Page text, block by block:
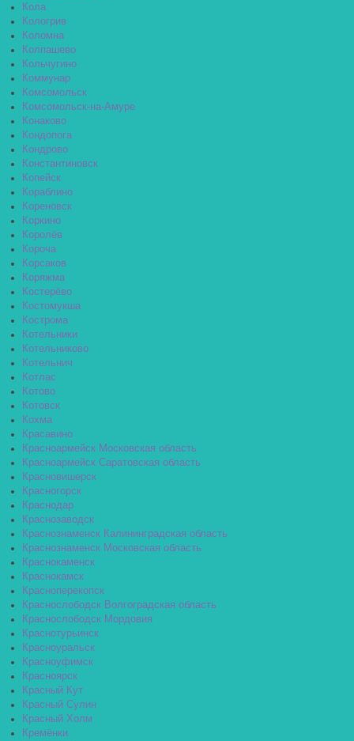
Кола
Кологрив
Коломна
Колпашево
Кольчугино
Коммунар
Комсомольск
Комсомольск-на-Амуре
Конаково
Кондопога
Кондрово
Константиновск
Копейск
Кораблино
Кореновск
Коркино
Королёв
Короча
Корсаков
Коряжма
Костерёво
Костомукша
Кострома
Котельники
Котельниково
Котельнич
Котлас
Котово
Котовск
Кохма
Красавино
Красноармейск Московская область
Красноармейск Саратовская область
Красновишерск
Красногорск
Краснодар
Краснозаводск
Краснознаменск Калининградская область
Краснознаменск Московская область
Краснокаменск
Краснокамск
Красноперекопск
Краснослободск Волгоградская область
Краснослободск Мордовия
Краснотурьинск
Красноуральск
Красноуфимск
Красноярск
Красный Кут
Красный Сулин
Красный Холм
Кремёнки